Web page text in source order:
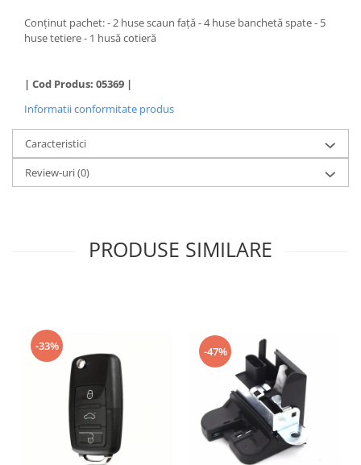
Conținut pachet: - 2 huse scaun față - 4 huse banchetă spate - 5
huse tetiere - 1 husă cotieră
| Cod Produs: 05369 |
Informatii conformitate produs
Caracteristici
Review-uri(0)
PRODUSE SIMILARE
-33% -47%